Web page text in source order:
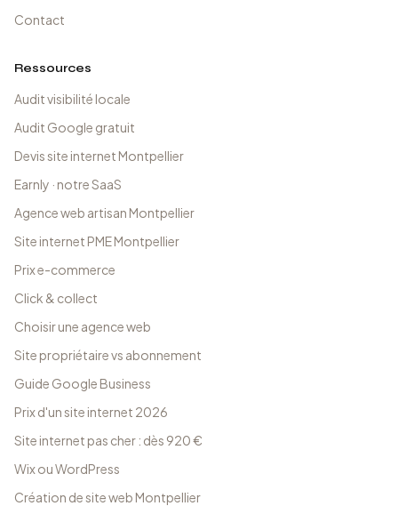
Contact
Ressources
Audit visibilité locale
Audit Google gratuit
Devis site internet Montpellier
Earnly · notre SaaS
Agence web artisan Montpellier
Site internet PME Montpellier
Prix e-commerce
Click & collect
Choisir une agence web
Site propriétaire vs abonnement
Guide Google Business
Prix d'un site internet 2026
Site internet pas cher : dès 920 €
Wix ou WordPress
Création de site web Montpellier